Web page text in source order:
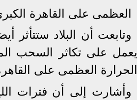
العظمى على القاهرة الكبرى
وتابعت أن البلاد ستتأثر
يعمل على تكاثر السحب
الحرارة العظمى على القاهرة الكبرى
وأشارت إلى أن فترات